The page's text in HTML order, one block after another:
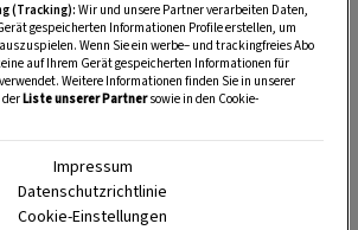
SPEICHERN DRUCKEN
(Tracking):Wir und unsere Partner verarbeiten Daten,
gespeicherten Informationen Profile erstellen, um
Wenn Sie ein werbe– und trackingfreies Abo
auf Ihrem Gerät gespeicherten Informationen für
Weitere Informationen finden Sie in unserer
Liste unserer Partnersowie in den Cookie-
Impressum
Datenschutzrichtlinie
Cookie-Einstellungen